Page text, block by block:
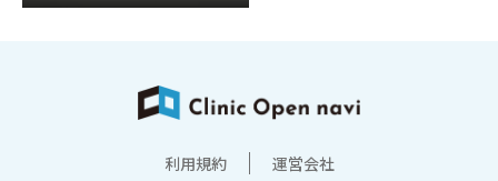
利用規約 運営会社